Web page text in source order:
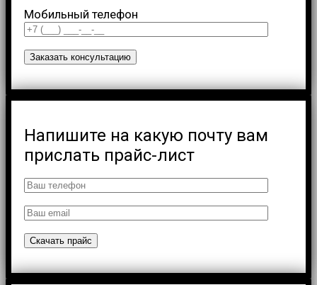
Мобильный телефон
Напишите на какую почту вам
прислать прайс-лист